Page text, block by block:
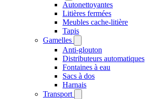
Autonettoyantes
Litières fermées
Meubles cache-litière
Tapis
Gamelles
Anti-glouton
Distributeurs automatiques
Fontaines à eau
Sacs à dos
Harnais
Transport